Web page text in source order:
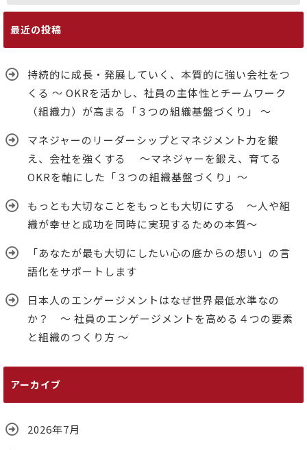
最近の投稿
持続的に成長・発展していく、本質的に強い会社をつ
くる ～ OKRを活かし、社員の主体性とチームワーク
（組織力）が高まる「３つの組織基盤づくり」 ～
マネジャーのリーダーシップとマネジメント力を鍛
え、会社を強くする ～マネジャーを鍛え、育てる
OKRを軸にした「３つの組織基盤づくり」～
もっとも大切なことをもっとも大切にする ～人や組
織が幸せと成功を同時に実現するための本質～
「あなたが最も大切にしたい心の底からの想い」の言
語化をサポートします
日本人のエンゲージメントはなぜ世界最低水準なの
か？ ～ 社員のエンゲージメントを高める４つの要素
と組織のつくり方 ～
アーカイブ
2026年7月